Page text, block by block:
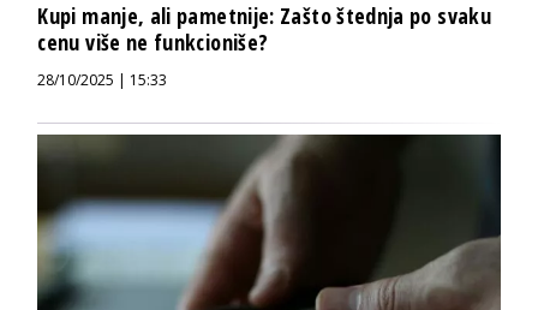
Kupi manje, ali pametnije: Zašto štednja po svaku
cenu više ne funkcioniše?
28/10/2025 | 15:33